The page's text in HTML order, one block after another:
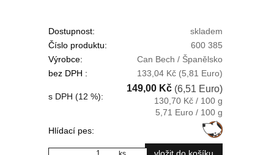
Dostupnost:
skladem
Číslo produktu:
600 385
Výrobce:
Can Bech / Španělsko
bez DPH :
133,04 Kč (5,81 Euro)
s DPH (12 %):
149,00 Kč (6,51 Euro)
130,70 Kč / 100 g
5,71 Euro / 100 g
Hlídací pes: